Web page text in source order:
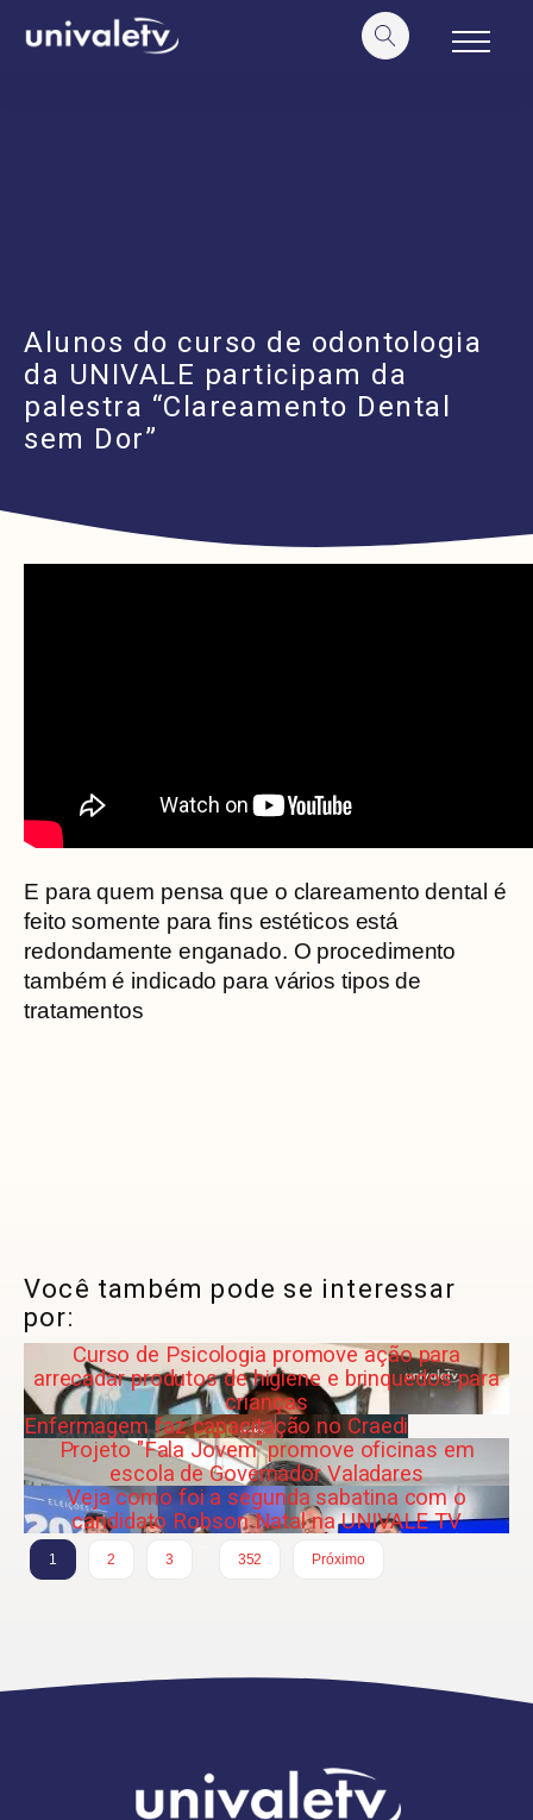
conteúdo
Alunos do curso de odontologia
da UNIVALE participam da
palestra “Clareamento Dental
sem Dor”
E para quem pensa que o clareamento dental é
feito somente para fins estéticos está
redondamente enganado. O procedimento
também é indicado para vários tipos de
tratamentos
Você também pode se interessar
por:
Curso de Psicologia promove ação para
arrecadar produtos de higiene e brinquedos para
crianças
Enfermagem faz capacitação no Craedi
Projeto "Fala Jovem" promove oficinas em
escola de Governador Valadares
Veja como foi a segunda sabatina com o
candidato Robson Natal na UNIVALE TV
1 2 3
352
Próximo